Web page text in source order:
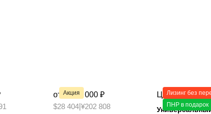
Акция
от 2 090 000 ₽
$28 404| ¥202 808
Лизинг без
ПНР в подарок
Цена по